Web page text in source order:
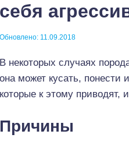
себя
Обновлено: 11.09.2018
В некоторых случаях
она может кусать, понести
которые к этому
Причины